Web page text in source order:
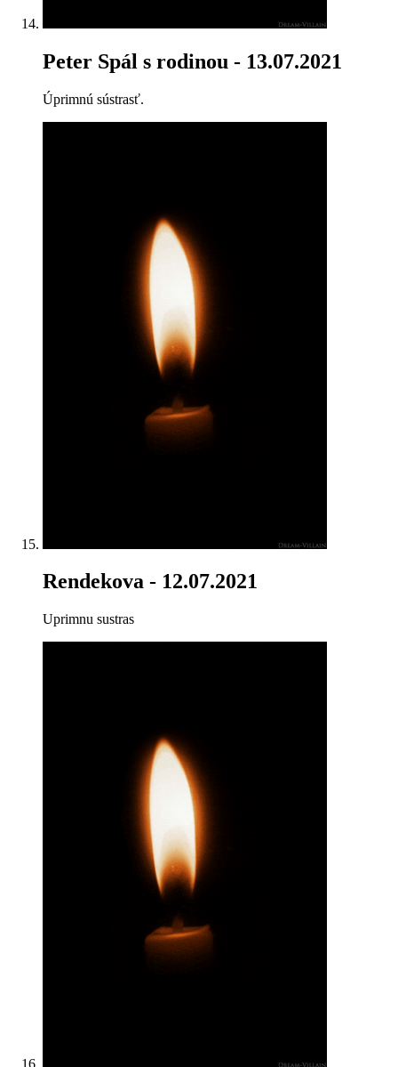
Peter Spál s rodinou - 13.07.2021
Úprimnú sústrasť.
Rendekova - 12.07.2021
Uprimnu sustras